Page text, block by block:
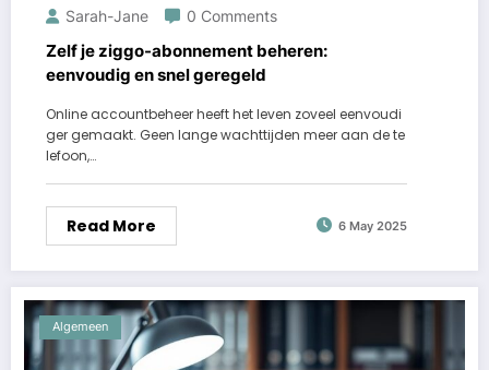
Sarah-Jane 0 Comments
Zelf je ziggo-abonnement beheren:
eenvoudig en snel geregeld
Online accountbeheer heeft het leven zoveel eenvoudi
ger gemaakt. Geen lange wachttijden meer aan de te
lefoon,…
Read More 6 May 2025
Algemeen